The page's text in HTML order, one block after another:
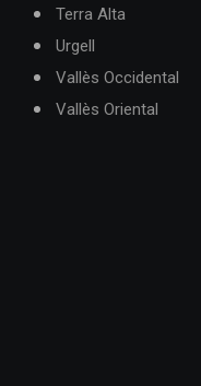
Terra Alta
Urgell
Vallès Occidental
Vallès Oriental